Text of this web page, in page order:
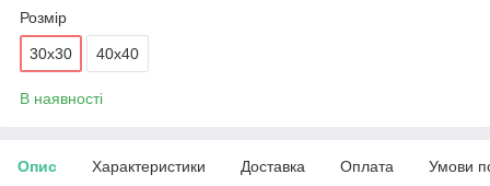
Розмір
30х30 40х40
В наявності
Опис Характеристики Доставка Оплата Умови